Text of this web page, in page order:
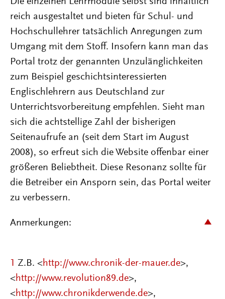
reich ausgestaltet und bieten für Schul- und
Hochschullehrer tatsächlich Anregungen zum
Umgang mit dem Stoff. Insofern kann man das
Portal trotz der genannten Unzulänglichkeiten
zum Beispiel geschichtsinteressierten
Englischlehrern aus Deutschland zur
Unterrichtsvorbereitung empfehlen. Sieht man
sich die achtstellige Zahl der bisherigen
Seitenaufrufe an (seit dem Start im August
2008), so erfreut sich die Website offenbar einer
größeren Beliebtheit. Diese Resonanz sollte für
die Betreiber ein Ansporn sein, das Portal weiter
zu verbessern.
Anmerkungen:
1 Z.B. <http://www.chronik-der-mauer.de>,
<http://www.revolution89.de>,
<http://www.chronikderwende.de>,